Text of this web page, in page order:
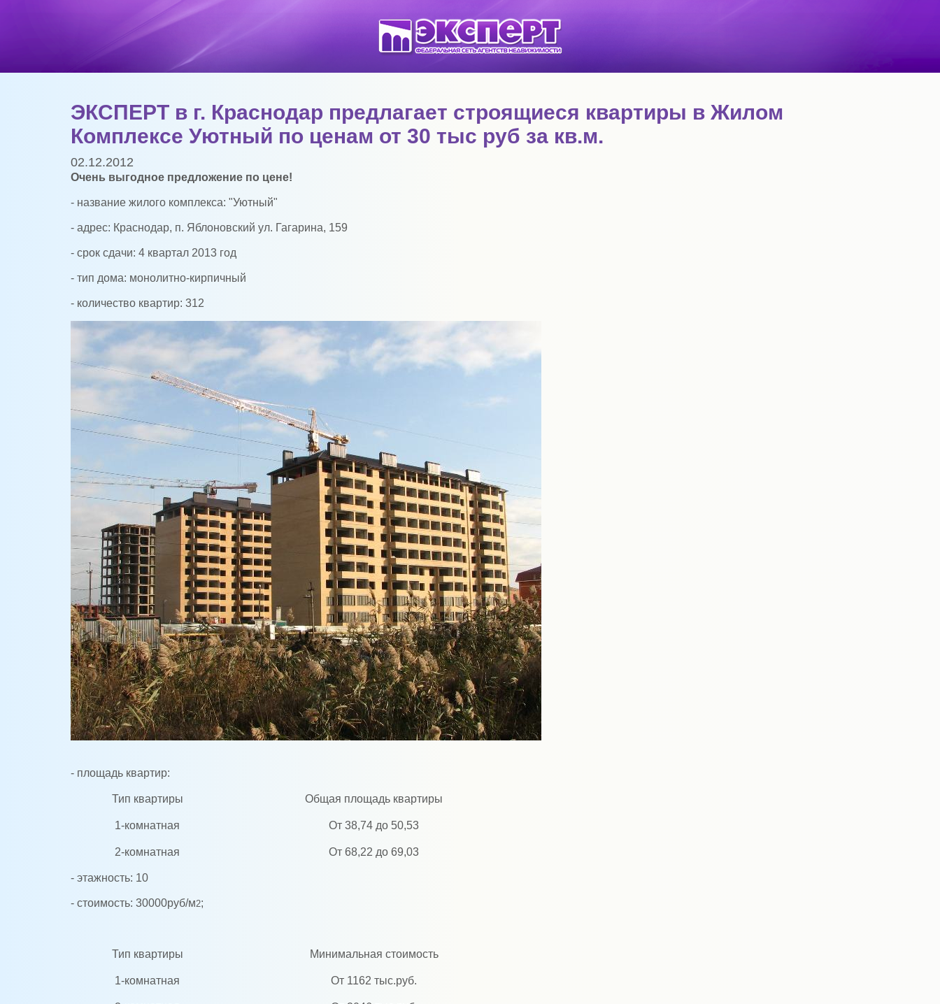
ЭКСПЕРТ в г. Краснодар предлагает строящиеся квартиры в Жилом
Комплексе Уютный по ценам от 30 тыс руб за кв.м.
02.12.2012
Очень выгодное предложение по цене!
- название жилого комплекса: "Уютный"
- адрес: Краснодар, п. Яблоновский ул. Гагарина, 159
- срок сдачи: 4 квартал 2013 год
- тип дома: монолитно-кирпичный
- количество квартир: 312
- площадь квартир:
Тип квартиры Общая площадь квартиры
1-комнатная От 38,74 до 50,53
2-комнатная От 68,22 до 69,03
- этажность: 10
- стоимость: 30000руб/м2;
Тип квартиры Минимальная стоимость
1-комнатная От 1162 тыс.руб.